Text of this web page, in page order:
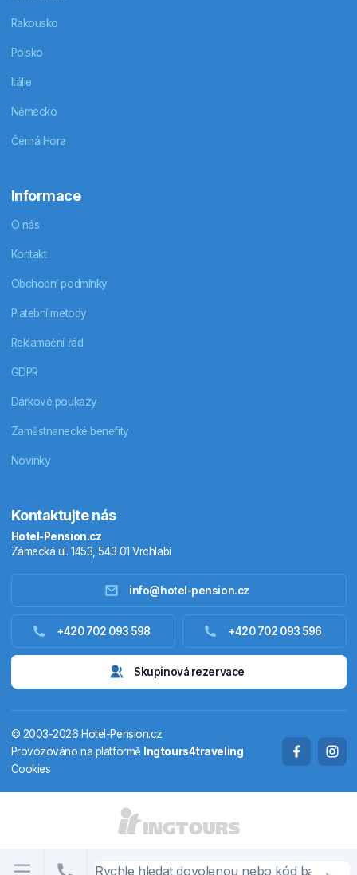
Ubytování zahraniční
Termály
Chaty a chalupy
DE
Rakousko
Polsko
Itálie
Německo
Černá Hora
Informace
O nás
Kontakt
Obchodní podmínky
Platební metody
Reklamační řád
GDPR
Dárkové poukazy
Zaměstnanecké benefity
Novinky
Kontaktujte nás
Hotel-Pension.cz
Zámecká ul. 1453, 543 01 Vrchlabí
info@hotel-pension.cz
+420 702 093 598 +420 702 093 596
Skupinová rezervace
© 2003-2026 Hotel-Pension.cz
Provozováno na platformě Ingtours4traveling
Cookies